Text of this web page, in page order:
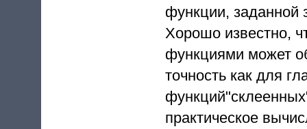
функции, заданной
Хорошо известно,
функциями может
точность как для
практическое